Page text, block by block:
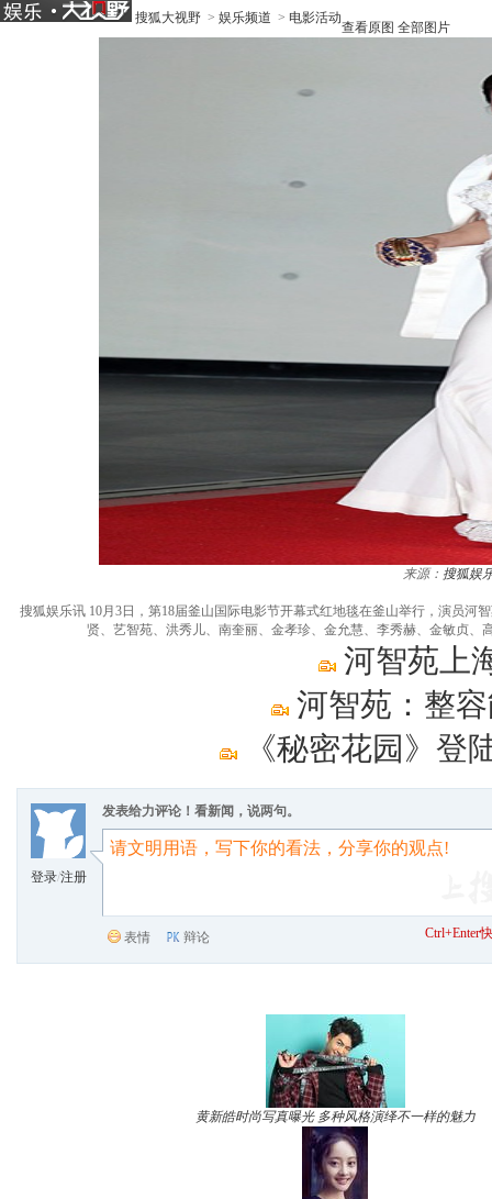
搜狐大视野 > 娱乐频道 > 电影活动
查看原图 全部图片
来源： 搜狐娱
搜狐娱乐讯 10月3日，第18届釜山国际电影节开幕式红地毯在釜山举行，演员
贤、艺智苑、洪秀儿、南奎丽、金孝珍、金允慧、李秀赫、金敏贞
河智苑上
河智苑：整
《秘密花园》登
登录/注册
发表给力评论！看新闻，说两句。
表情 辩论 Ctrl+Enter
黄新皓时尚写真曝光 多种风格演绎不一样的魅力